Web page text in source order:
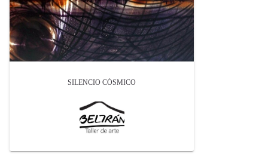
SILENCIO CÓSMICO